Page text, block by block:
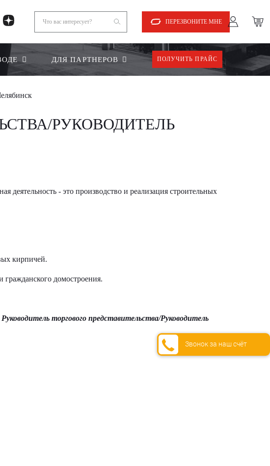
ПЕРЕЗВОНИТЕ МНЕ
ДЛЯ ПАРТНЕРОВ ПОЛУЧИТЬ ПРАЙС
РУКОВОДИТЕЛЬ
- это производство и реализация строительных
кирпичей.
домостроения.
торгового представительства/Руководитель
Звонок за наш счёт